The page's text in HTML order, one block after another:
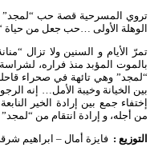
تروي المسرحية قصة حب “لمجد”
الوهلة الأولى …حب جعل من حياة
تمرّ الأيام و السنين ولا تزال
بالموت المؤبد منذ فراره،
“لمجد” وهي تائهة في صحراء
بين الخيانة وخيبة الأمل… إنه
إختفاء جمع بين إرادة الخير
من أجله، و إرادة انتقام من
التوزيع : فايزة أمال – ابراهيم